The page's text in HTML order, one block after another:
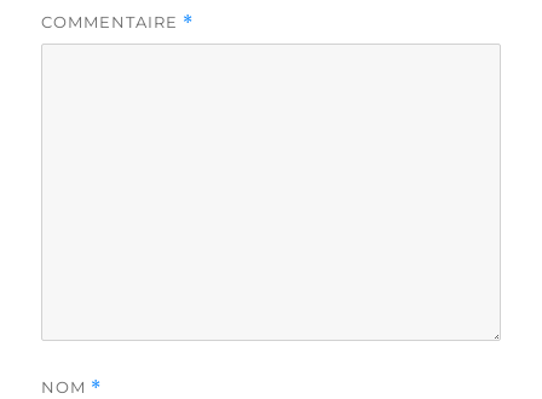
COMMENTAIRE *
NOM *